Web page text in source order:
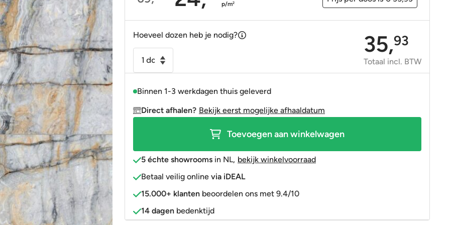
Portugees
Anti-slip
» Alle stijlen
Bruin
OP=OP tegels
Decortegels
» Alle stijlen Roze
Goud
» Alle kleuren
OP=OP tegels
Oorspronkelijke
was:
Huidige
is:
p/m2
Hoeveel dozen heb je nodig?
Vloertegel
Blues
marmer
gepolijst
aantal
35,93
Totaal incl. BTW
Binnen 1-3 werkdagen thuis geleverd
Direct afhalen? Bekijk eerst mogelijke afhaaldatum
Toevoegen aan winkelwagen
5 échte showrooms in NL, bekijk winkelvoorraad
Betaal veilig online via iDEAL
15.000+ klanten beoordelen ons met 9.4/10
14 dagen bedenktijd